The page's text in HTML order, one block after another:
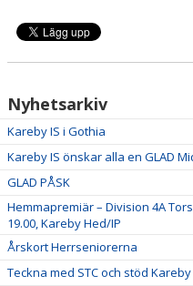
Nyhetsarkiv
Kareby IS i Gothia
Kareby IS önskar alla en GLAD
GLAD PÅSK
Hemmapremiär – Division 4A
19.00, Kareby Hed/IP
Årskort Herrseniorerna
Teckna med STC och stöd Kareby